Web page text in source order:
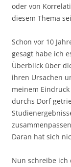
oder von
diesem Thema
Schon vor 10
gesagt habe ich
Überblick über
ihren Ursachen
meinem
durchs Dorf
Daran hat sich
Nun schreibe ich